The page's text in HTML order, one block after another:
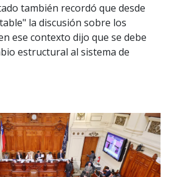
también recordó que desde
la discusión sobre los
ese contexto dijo que se debe
estructural al sistema de